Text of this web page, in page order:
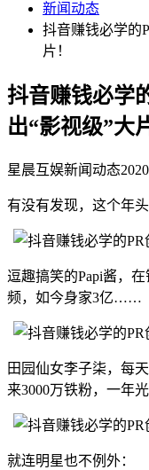
新闻动态
抖音赚钱必学的
片！
抖音赚钱必学
出“影视级”大
星晨互娱新闻动态
有没有发现，这个年
逗趣搞笑的Papi酱，
频，如今身家3亿……
田园仙女李子柒，每
来3000万铁粉，一年
就连明星也不例外：